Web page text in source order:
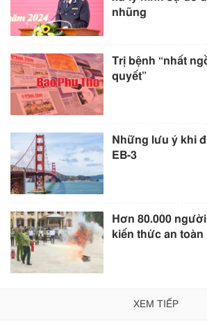
nhũng
Trị bệnh “nhất
quyết”
Những lưu ý khi
EB-3
Hơn 80.000
kiến thức an toàn
XEM TIẾP